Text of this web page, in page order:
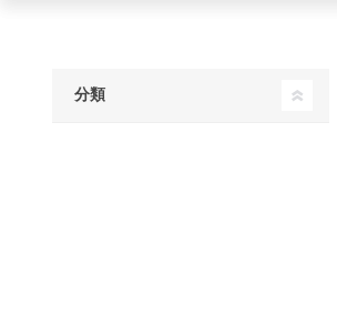
分類